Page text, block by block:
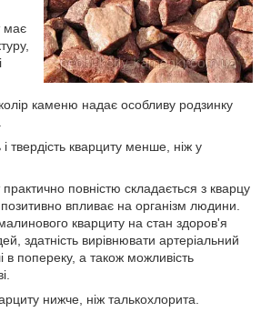
має
каменю надає особливу родзинку
твердість кварциту менше, ніж у
повністю складається з кварцу
впливає на організм людини.
кварциту на стан здоров'я
здатність вирівнювати артеріальний
в попереку, а також можливість
нижче, ніж талькохлорита.